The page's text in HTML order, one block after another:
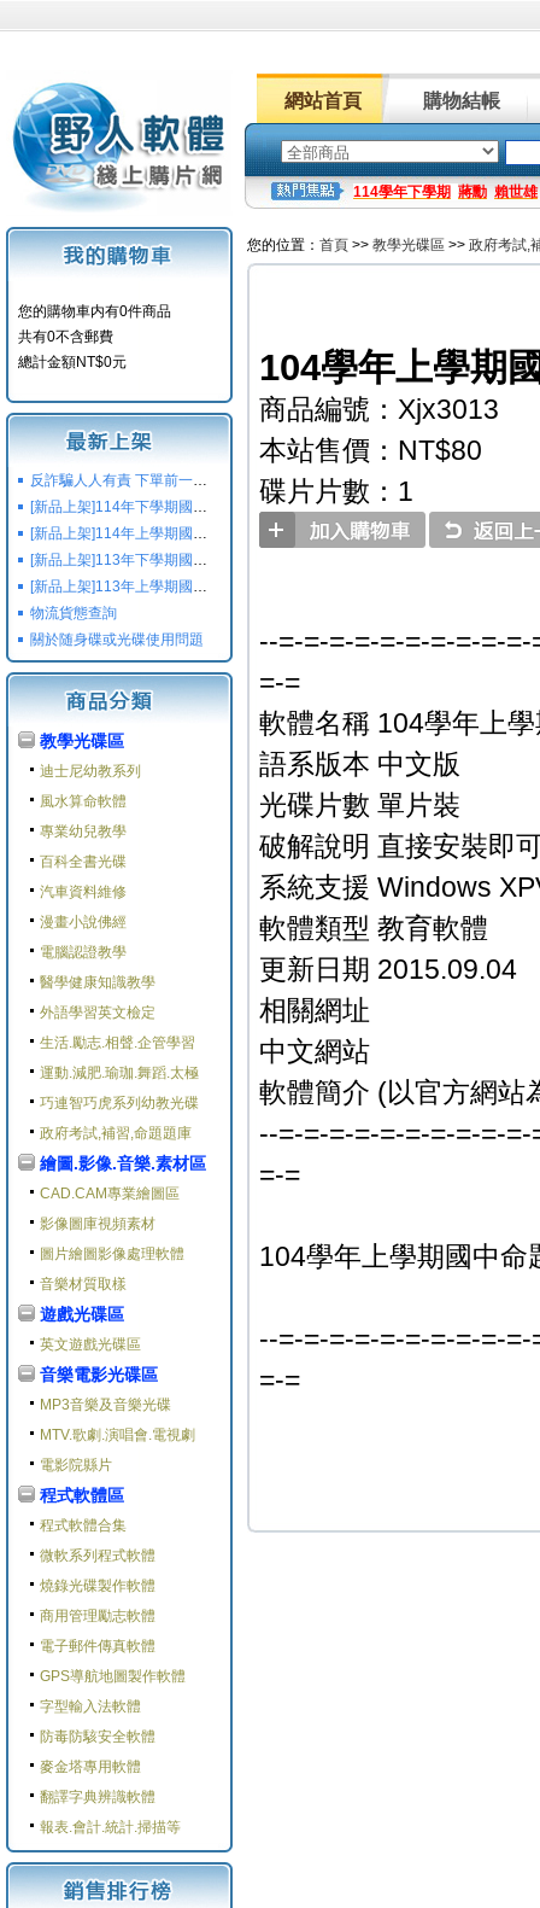
網站首頁 購物結帳
114學年下學期 蔣勳 賴世雄
您的購物車内有0件商品
共有0不含郵費
總計金額NT$0元
反詐騙人人有責 下單前一定要注意
[新品上架]114年下學期國小國中高中命題光碟,校用卷,習作
[新品上架]114年上學期國小國中高中命題光碟,校用卷,習作
[新品上架]113年下學期國小國中高中命題光碟,校用卷,習作
[新品上架]113年上學期國小國中高中命題光碟,校用卷,習作
物流貨態查詢
關於随身碟或光碟使用問題
教學光碟區
迪士尼幼教系列
風水算命軟體
專業幼兒教學
百科全書光碟
汽車資料維修
漫畫小說佛經
電腦認證教學
醫學健康知識教學
外語學習英文檢定
生活.勵志.相聲.企管學習
運動.減肥.瑜珈.舞蹈.太極
巧連智巧虎系列幼教光碟
政府考試,補習,命題題庫
繪圖.影像.音樂.素材區
CAD.CAM專業繪圖區
影像圖庫視頻素材
圖片繪圖影像處理軟體
音樂材質取樣
遊戲光碟區
英文遊戲光碟區
音樂電影光碟區
MP3音樂及音樂光碟
MTV.歌劇.演唱會.電視劇
電影院縣片
程式軟體區
程式軟體合集
微軟系列程式軟體
燒錄光碟製作軟體
商用管理勵志軟體
電子郵件傳真軟體
GPS導航地圖製作軟體
字型輸入法軟體
防毒防駭安全軟體
麥金塔專用軟體
翻譯字典辨識軟體
報表.會計.統計.掃描等
您的位置： 首頁 >> 教學光碟區 >> 政府考試,
104學年上學期
商品編號：Xjx3013
本站售價：NT$80
碟片片數：1
--=-=-=-=-=-=-=-=-=-
=-=
軟體名稱 104學年上
語系版本 中文版
光碟片數 單片裝
破解說明 直接安裝即
系統支援 Windows
軟體類型 教育軟體
更新日期 2015.09.04
相關網址
中文網站
軟體簡介 (以官方網站
--=-=-=-=-=-=-=-=-=-
=-=
104學年上學期國中命
--=-=-=-=-=-=-=-=-=-
=-=